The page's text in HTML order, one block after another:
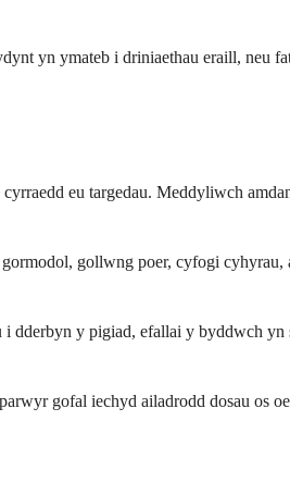
yn ymateb i driniaethau eraill, neu
eu targedau. Meddyliwch
gollwng poer, cyfogi cyhyrau,
dderbyn y pigiad, efallai y byddwch
gofal iechyd ailadrodd dosau os